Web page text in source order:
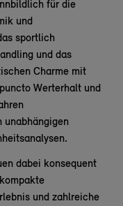
für die
und
sportlich
und das
Charme mit
Werterhalt und
unabhängigen
dabei konsequent
und zahlreiche